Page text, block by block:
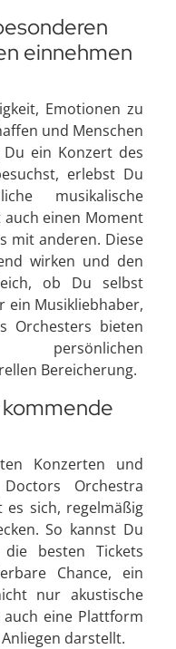
einnehmen
Emotionen zu
und Menschen
ein Konzert des
erlebst Du
musikalische
einen Moment
mit anderen. Diese
wirken und den
ob Du selbst
ein Musikliebhaber,
Orchesters bieten
Bereicherung.
Konzerten und
Orchestra
sich, regelmäßig
So kannst Du
besten Tickets
Chance, ein
nur akustische
eine Plattform
darstellt.